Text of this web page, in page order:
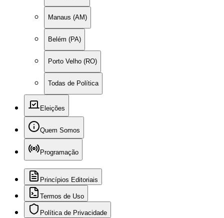
Manaus (AM)
Belém (PA)
Porto Velho (RO)
Todas de Política
Eleições
Quem Somos
Programação
Princípios Editoriais
Termos de Uso
Política de Privacidade